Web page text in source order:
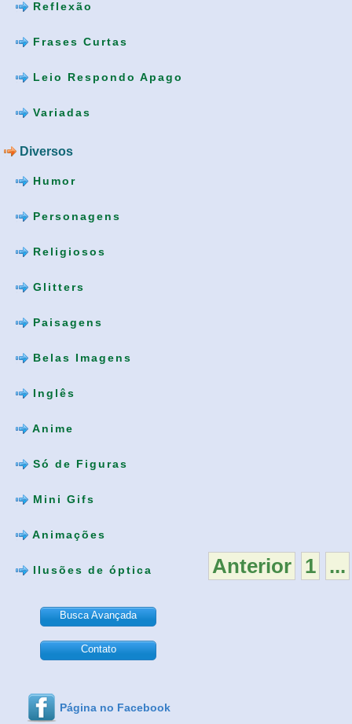
Reflexão
Frases Curtas
Leio Respondo Apago
Variadas
Diversos
Humor
Personagens
Religiosos
Glitters
Paisagens
Belas Imagens
Inglês
Anime
Só de Figuras
Mini Gifs
Animações
Ilusões de óptica
Busca Avançada
Contato
Página no Facebook
Anterior 1 ...